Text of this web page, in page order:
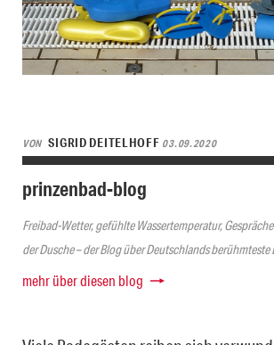
VON SIGRID DEITELHOFF 03.09.2020
prinzenbad-blog
Freibad-Wetter, gefühlte Wassertemperatur,
der Dusche – der Blog über Deutschlands berühmteste
mehr über diesen blog